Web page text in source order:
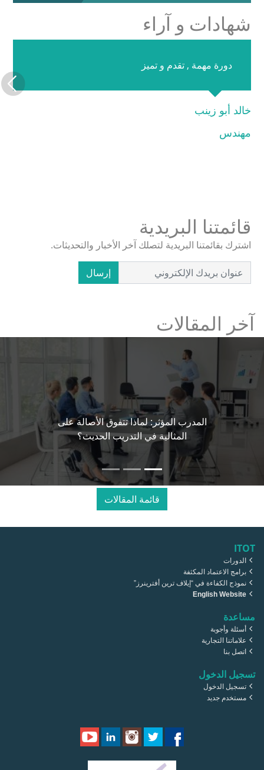
شهادات و آراء
دورة مهمة , تقدم و تميز
خالد أبو زينب
مهندس
قائمتنا البريدية
اشترك بقائمتنا البريدية لتصلك آخر الأخبار والتحديثات.
إرسال
آخر المقالات
المدرب المؤثر: لماذا تتفوق الأصالة على
المثالية في التدريب الحديث؟
قائمة المقالات
ITOT
الدورات
برامج الاعتماد المكثفة
نموذج الكفاءة في “إيلاف ترين أفترينرز”
English Website
مساعدة
أسئلة وأجوبة
علاماتنا التجارية
اتصل بنا
تسجيل الدخول
تسجيل الدخول
مستخدم جديد